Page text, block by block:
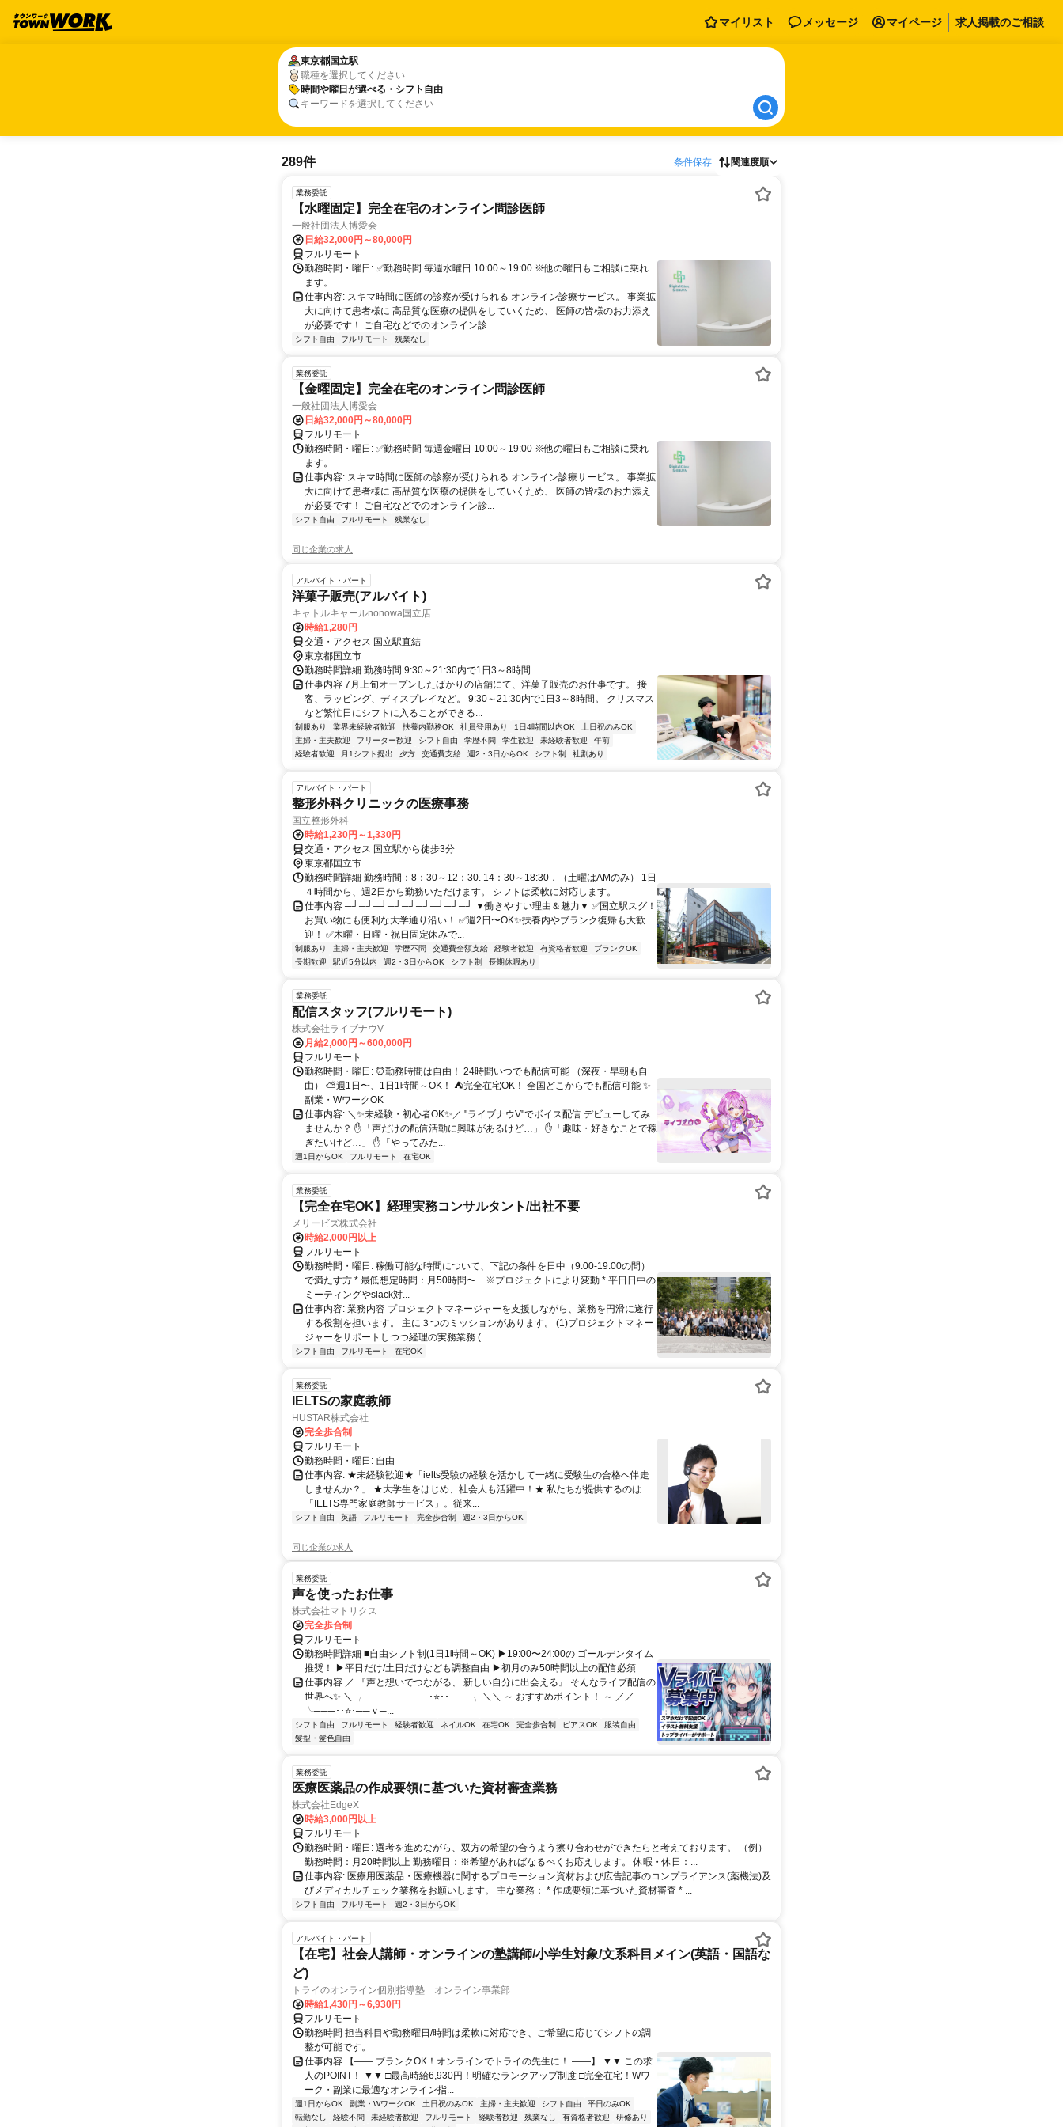
マイリスト メッセージ マイページ 求人掲載のご相談
東京都 国立駅
職種を選択してください
時間や曜日が選べる・シフト自由
キーワードを選択してください
東京都 国立駅
時間や曜日が選べる・シフト自由
289件 条件保存 関連度順
業務委託
【水曜固定】完全在宅のオンライン問診医師
一般社団法人博愛会
日給32,000円～80,000円
フルリモート
勤務時間・曜日: ✅勤務時間 毎週水曜日 10:00～19:00 ※他の曜日もご相談に乗れ
ます。
仕事内容: スキマ時間に医師の診察が受けられる オンライン診療サービス。 事業拡
大に向けて患者様に 高品質な医療の提供をしていくため、 医師の皆様のお力添え
が必要です！ ご自宅などでのオンライン診...
シフト自由 フルリモート 残業なし
業務委託
【金曜固定】完全在宅のオンライン問診医師
一般社団法人博愛会
日給32,000円～80,000円
フルリモート
勤務時間・曜日: ✅勤務時間 毎週金曜日 10:00～19:00 ※他の曜日もご相談に乗れ
ます。
仕事内容: スキマ時間に医師の診察が受けられる オンライン診療サービス。 事業拡
大に向けて患者様に 高品質な医療の提供をしていくため、 医師の皆様のお力添え
が必要です！ ご自宅などでのオンライン診...
シフト自由 フルリモート 残業なし
同じ企業の求人
アルバイト・パート
洋菓子販売(アルバイト)
キャトルキャールnonowa国立店
時給1,280円
交通・アクセス 国立駅直結
東京都国立市
勤務時間詳細 勤務時間 9:30～21:30内で1日3～8時間
仕事内容 7月上旬オープンしたばかりの店舗にて、洋菓子販売のお仕事です。 接
客、ラッピング、ディスプレイなど。 9:30～21:30内で1日3～8時間。 クリスマス
など繁忙日にシフトに入ることができる...
制服あり 業界未経験者歓迎 扶養内勤務OK 社員登用あり 1日4時間以内OK
土日祝のみOK
主婦・主夫歓迎
フリーター歓迎 シフト自由 学歴不問 学生歓迎 未経験者歓迎
午前
経験者歓迎
月1シフト提出 夕方 交通費支給 週2・3日からOK シフト制 社割あり
アルバイト・パート
整形外科クリニックの医療事務
国立整形外科
時給1,230円～1,330円
交通・アクセス 国立駅から徒歩3分
東京都国立市
勤務時間詳細 勤務時間：8：30～12：30. 14：30～18:30．（土曜はAMのみ） 1日
４時間から、週2日から勤務いただけます。 シフトは柔軟に対応します。
仕事内容 ─┘─┘─┘─┘─┘─┘─┘─┘─┘ ▼働きやすい理由＆魅力▼ ✅国立駅スグ！
お買い物にも便利な大学通り沿い！ ✅週2日〜OK✨扶養内やブランク復帰も大歓
迎！ ✅木曜・日曜・祝日固定休みで...
制服あり 主婦・主夫歓迎 学歴不問 交通費全額支給 経験者歓迎 有資格者歓迎
ブランクOK
長期歓迎
駅近5分以内 週2・3日からOK シフト制 長期休暇あり
業務委託
配信スタッフ(フルリモート)
株式会社ライブナウV
月給2,000円～600,000円
フルリモート
勤務時間・曜日: ⏰勤務時間は自由！ 24時間いつでも配信可能 （深夜・早朝も自
由） ⛅週1日〜、1日1時間～OK！ ⛺完全在宅OK！ 全国どこからでも配信可能 ✨
副業・WワークOK
仕事内容: ＼✨未経験・初心者OK✨／ "ライブナウV"でボイス配信 デビューしてみ
ませんか？ ✋「声だけの配信活動に興味があるけど…」 ✋「趣味・好きなことで稼
ぎたいけど…」 ✋「やってみた...
週1日からOK フルリモート 在宅OK
業務委託
【完全在宅OK】経理実務コンサルタント/出社不要
メリービズ株式会社
時給2,000円以上
フルリモート
勤務時間・曜日: 稼働可能な時間について、下記の条件を日中（9:00-19:00の間）
で満たす方 * 最低想定時間：月50時間〜 ※プロジェクトにより変動 * 平日日中の
ミーティングやslack対...
仕事内容: 業務内容 プロジェクトマネージャーを支援しながら、業務を円滑に遂行
する役割を担います。 主に３つのミッションがあります。 (1)プロジェクトマネー
ジャーをサポートしつつ経理の実務業務 (...
シフト自由 フルリモート 在宅OK
業務委託
IELTSの家庭教師
HUSTAR株式会社
完全歩合制
フルリモート
勤務時間・曜日: 自由
仕事内容: ★未経験歓迎★「ielts受験の経験を活かして一緒に受験生の合格へ伴走
しませんか？」 ★大学生をはじめ、社会人も活躍中！★ 私たちが提供するのは
「IELTS専門家庭教師サービス」。従来...
シフト自由 英語 フルリモート 完全歩合制 週2・3日からOK
同じ企業の求人
業務委託
声を使ったお仕事
株式会社マトリクス
完全歩合制
フルリモート
勤務時間詳細 ■自由シフト制(1日1時間～OK) ▶19:00〜24:00の ゴールデンタイム
推奨！ ▶平日だけ/土日だけなども調整自由 ▶初月のみ50時間以上の配信必須
仕事内容 ／ 『声と想いでつながる、 新しい自分に出会える』 そんなライブ配信の
世界へ✨ ＼ ╭─────────･⭐･･───╮ ＼＼ ～ おすすめポイント！ ～ ／／
╰───･･⭐･──ｖ─...
シフト自由 フルリモート 経験者歓迎 ネイルOK 在宅OK 完全歩合制 ピアスOK
服装自由
髪型・髪色自由
業務委託
医療医薬品の作成要領に基づいた資材審査業務
株式会社EdgeX
時給3,000円以上
フルリモート
勤務時間・曜日: 選考を進めながら、双方の希望の合うよう擦り合わせができたらと考えております。 （例）
勤務時間：月20時間以上 勤務曜日：※希望があればなるべくお応えします。 休暇・休日：...
仕事内容: 医療用医薬品・医療機器に関するプロモーション資材および広告記事のコンプライアンス(薬機法)及
びメディカルチェック業務をお願いします。 主な業務： * 作成要領に基づいた資材審査 * ...
シフト自由 フルリモート 週2・3日からOK
アルバイト・パート
【在宅】社会人講師・オンラインの塾講師/小学生対象/文系科目メイン(英語・国語な
ど)
トライのオンライン個別指導塾 オンライン事業部
時給1,430円～6,930円
フルリモート
勤務時間 担当科目や勤務曜日/時間は柔軟に対応でき、ご希望に応じてシフトの調
整が可能です。
仕事内容 【―― ブランクOK！オンラインでトライの先生に！ ――】 ▼▼ この求
人のPOINT！ ▼▼ □最高時給6,930円！明確なランクアップ制度 □完全在宅！Wワ
ーク・副業に最適なオンライン指...
週1日からOK 副業・WワークOK 土日祝のみOK 主婦・主夫歓迎 シフト自由
平日のみOK
転勤なし
経験不問 未経験者歓迎 フルリモート 経験者歓迎 残業なし 有資格者歓迎
研修あり